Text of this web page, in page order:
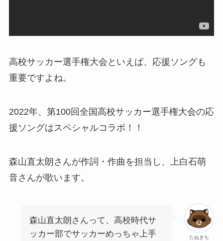
高校サッカー選手権大会といえば、応援ソングも
重要ですよね。
2022年、第100回全国高校サッカー選手権大会の応
援ソングはスペシャルコラボ！！
森山直太朗さんが作詞・作曲を担当し、上白石萌
音さんが歌います。
たぬきち
森山直太朗さんって、高校時代サ
ッカー部でサッカーめっちゃ上手